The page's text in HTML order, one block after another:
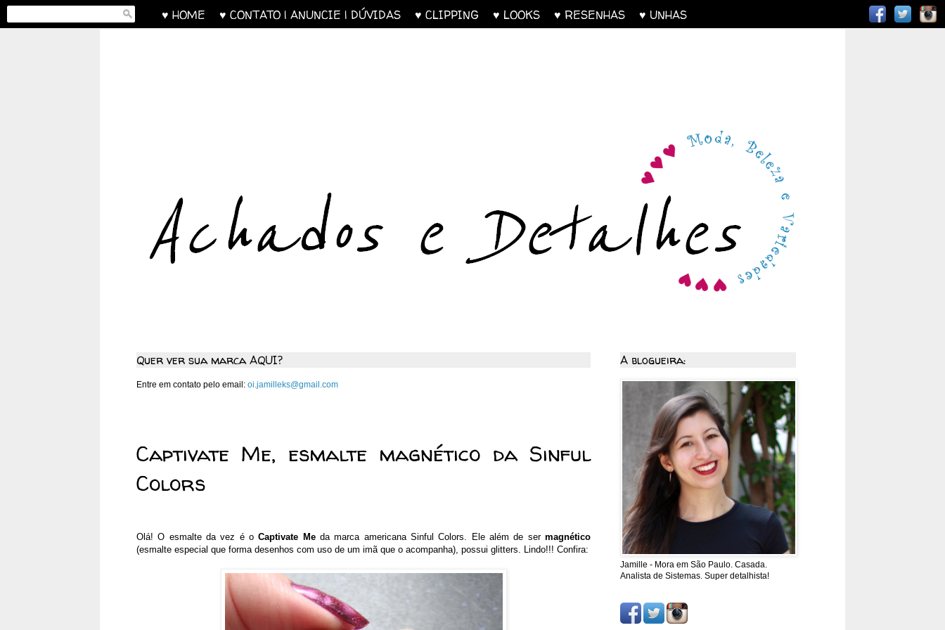
♥ HOME ♥ CONTATO | ANUNCIE | DÚVIDAS ♥ CLIPPING ♥ LOOKS ♥ RESENHAS ♥ UNHAS
Quer ver sua marca AQUI?
Entre em contato pelo email: oi.jamilleks@gmail.com
Captivate Me, esmalte magnético da Sinful
Colors
Olá! O esmalte da vez é oCaptivate Meda marca americana Sinful Colors. Ele além de sermagnético
(esmalte especial que forma desenhos com uso de um imã que o acompanha), possui glitters. Lindo!!! Confira:
A blogueira:
Jamille - Mora em São Paulo. Casada.
Analista de Sistemas. Super detalhista!